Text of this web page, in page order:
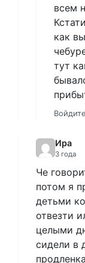
всем
как
тут
Ира
3 года
Че
потом я
детьми
отвезти
целыми
сидели в